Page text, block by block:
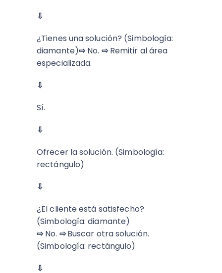
⇩
¿Tienes una solución? (Simbología:
diamante)⇨No. ⇨Remitir al área
especializada.
⇩
Sí.
⇩
Ofrecer la solución. (Simbología:
rectángulo)
⇩
¿El cliente está satisfecho?
(Simbología: diamante)
⇨No. ⇨Buscar otra solución.
(Simbología: rectángulo)
⇩